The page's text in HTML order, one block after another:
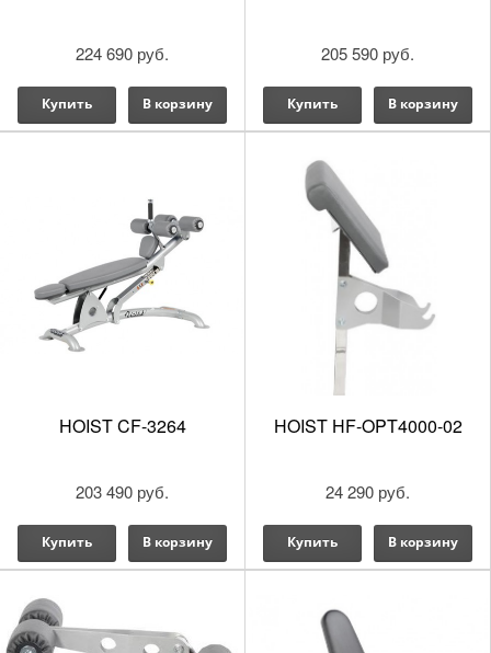
224 690 руб.
Купить В корзину
205 590 руб.
Купить В корзину
HOIST CF-3264
203 490 руб.
Купить В корзину
HOIST HF-OPT4000-02
24 290 руб.
Купить В корзину